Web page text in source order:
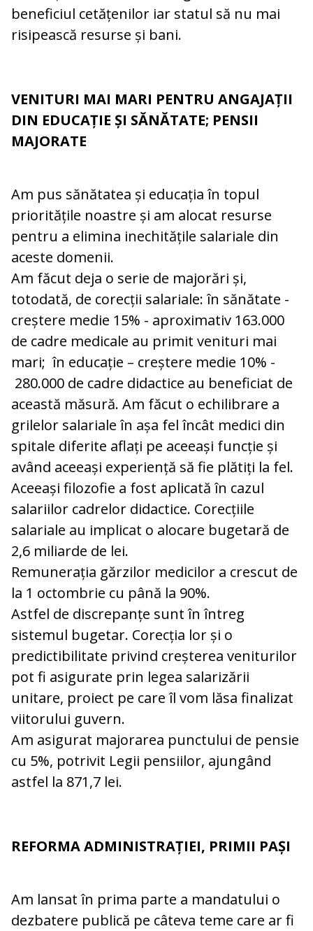
beneficiul cetățenilor iar statul să nu mai
risipească resurse și bani.
VENITURI MAI MARI PENTRU ANGAJAȚII
DIN EDUCAȚIE ȘI SĂNĂTATE; PENSII
MAJORATE
Am pus sănătatea și educația în topul
prioritățile noastre și am alocat resurse
pentru a elimina inechitățile salariale din
aceste domenii.
Am făcut deja o serie de majorări și,
totodată, de corecții salariale: în sănătate -
creștere medie 15% - aproximativ 163.000
de cadre medicale au primit venituri mai
mari; în educație – creștere medie 10% -
280.000 de cadre didactice au beneficiat de
această măsură. Am făcut o echilibrare a
grilelor salariale în așa fel încât medici din
spitale diferite aflați pe aceeași funcție și
având aceeași experiență să fie plătiți la fel.
Aceeași filozofie a fost aplicată în cazul
salariilor cadrelor didactice. Corecțiile
salariale au implicat o alocare bugetară de
2,6 miliarde de lei.
Remunerația gărzilor medicilor a crescut de
la 1 octombrie cu până la 90%.
Astfel de discrepanțe sunt în întreg
sistemul bugetar. Corecția lor și o
predictibilitate privind creșterea veniturilor
pot fi asigurate prin legea salarizării
unitare, proiect pe care îl vom lăsa finalizat
viitorului guvern.
Am asigurat majorarea punctului de pensie
cu 5%, potrivit Legii pensiilor, ajungând
astfel la 871,7 lei.
REFORMA ADMINISTRAȚIEI, PRIMII PAȘI
Am lansat în prima parte a mandatului o
dezbatere publică pe câteva teme care ar fi